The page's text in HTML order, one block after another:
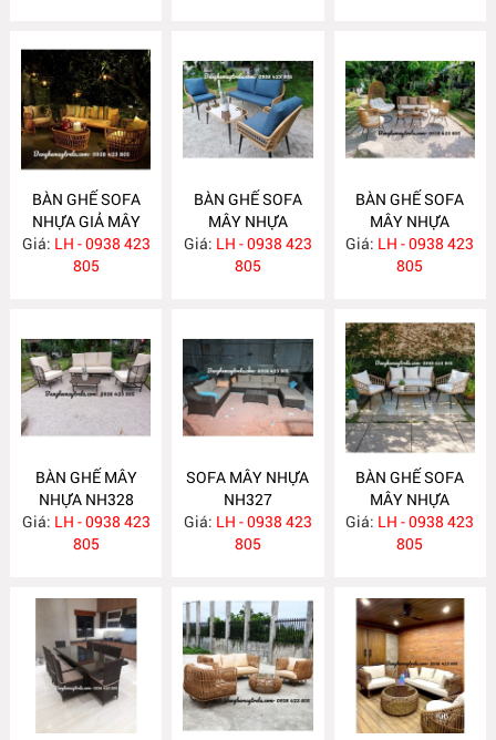
BÀN GHẾ SOFA
NHỰA GIẢ MÂY
NH331
Giá: LH - 0938 423
805
BÀN GHẾ SOFA
MÂY NHỰA
NH330
Giá: LH - 0938 423
805
BÀN GHẾ SOFA
MÂY NHỰA
NH329
Giá: LH - 0938 423
805
BÀN GHẾ MÂY
NHỰA NH328
Giá: LH - 0938 423
805
SOFA MÂY NHỰA
NH327
Giá: LH - 0938 423
805
BÀN GHẾ SOFA
MÂY NHỰA
NH326
Giá: LH - 0938 423
805